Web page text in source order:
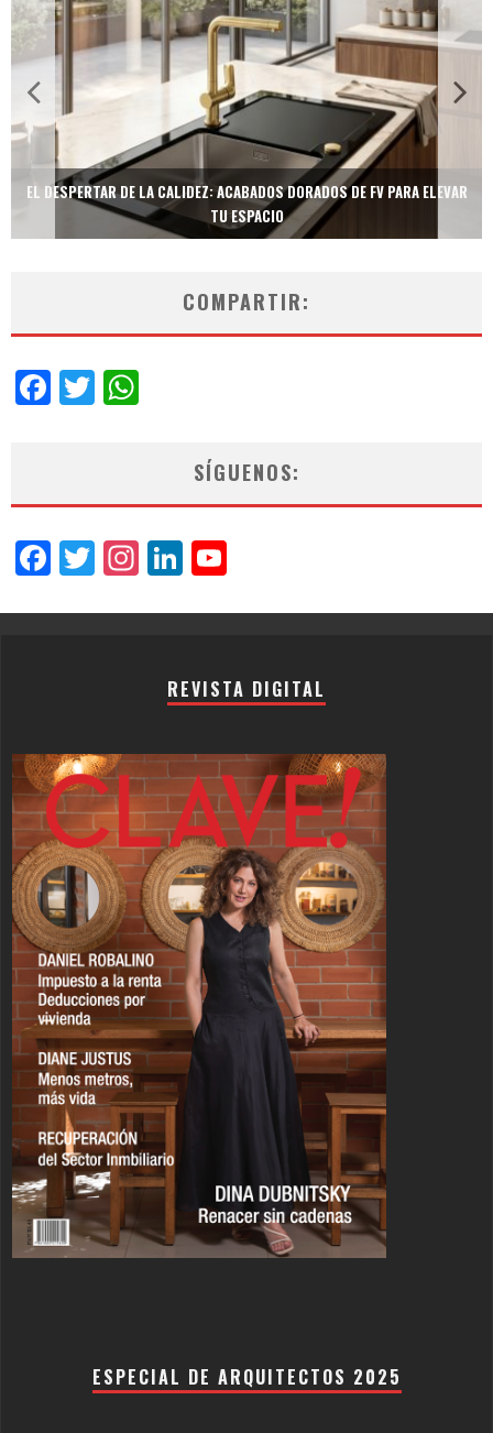
TECNOLOGÍA Y BIENESTAR DE VANGUARDIA: EL INODORO INTELIGENTE
NEOTECH DE FV.
COMPARTIR:
Facebook
Twitter
SÍGUENOS:
Facebook
Twitter
Instagram
LinkedIn
REVISTA DIGITAL
ESPECIAL DE ARQUITECTOS 2025